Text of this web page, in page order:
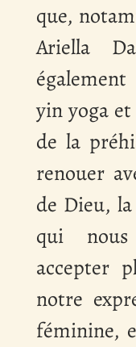
que,
Ariella
yin yoga
de la
renouer
de Dieu, la
qui
accepter
notre
féminine,